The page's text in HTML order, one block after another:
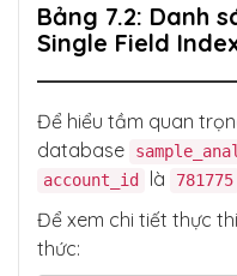
Bảng 7.2: Danh
Single Field
Để hiểu tầm quan
database
account_id là 781775
Để xem chi tiết thực
thức: